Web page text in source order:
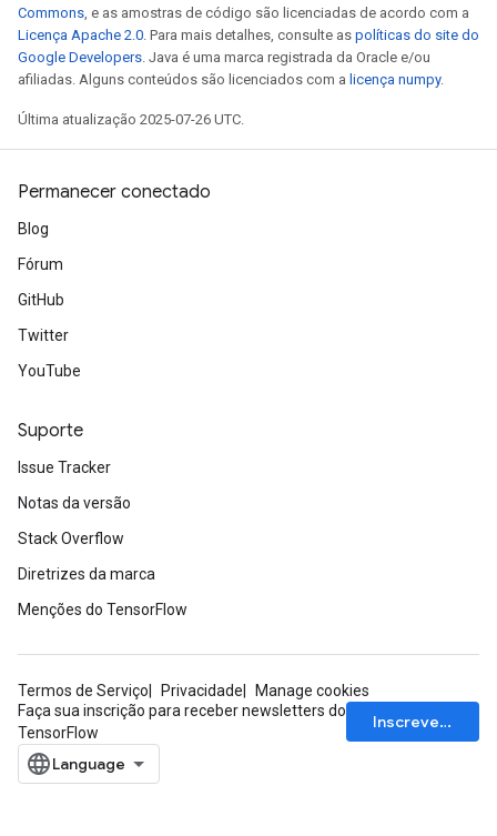
Commons, e as amostras de código são licenciadas de acordo com a
Licença Apache 2.0. Para mais detalhes, consulte as políticas do site do
Google Developers. Java é uma marca registrada da Oracle e/ou
afiliadas. Alguns conteúdos são licenciados com a licença numpy.
Última atualização 2025-07-26 UTC.
Permanecer conectado
Blog
Fórum
GitHub
Twitter
YouTube
Suporte
Issue Tracker
Notas da versão
Stack Overflow
Diretrizes da marca
Menções do TensorFlow
Termos de Serviço Privacidade
Manage cookies
Faça sua inscrição para receber newsletters do
TensorFlow
Inscrever-se